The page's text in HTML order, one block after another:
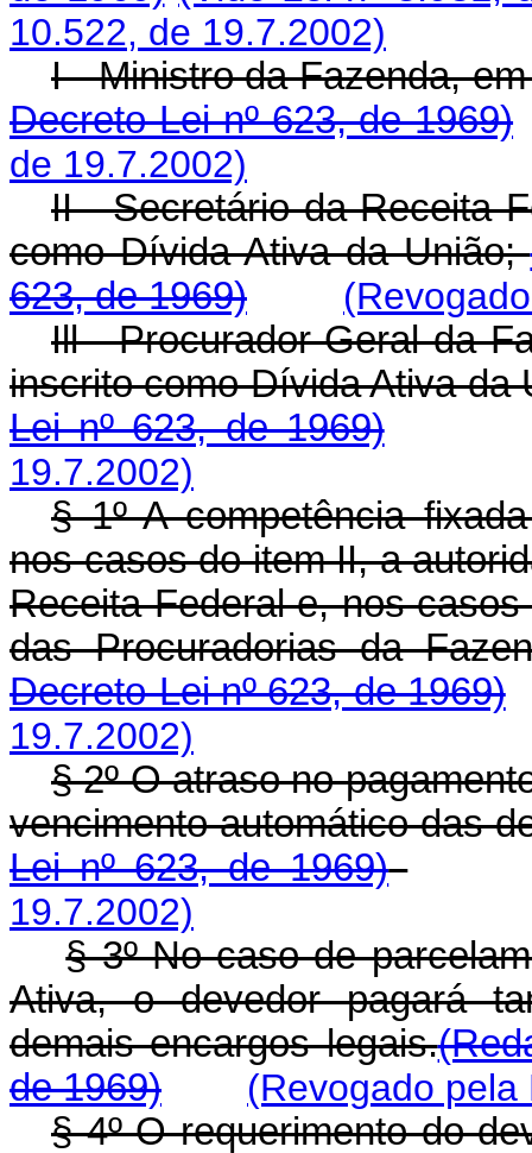
10.522, de 19.7.2002)
I - Ministro da Fazenda,
Decreto-Lei nº 623, de 1969)
de 19.7.2002)
II - Secretário da Receita
como Dívida Ativa da União;
623, de 1969)
Ill - Procurador-Geral da
inscrito como Dívida Ativa da
Lei nº 623, de 1969)
19.7.2002)
§ 1º A competência
nos casos do item II, a
Receita Federal e, nos
das Procuradorias da
Decreto-Lei nº 623, de 1969)
19.7.2002)
§ 2º O atraso no
vencimento automático das
Lei nº 623, de 1969)
19.7.2002)
§ 3º No caso de
Ativa, o devedor pagará
demais encargos legais.
de 1969)
(Revogado pela
§ 4º O requerimento do